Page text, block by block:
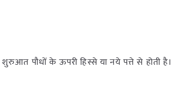
पौधों के ऊपरी हिस्से या नये पत्ते से होती है।